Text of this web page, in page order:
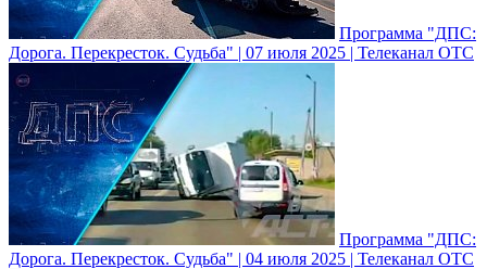
Программа "ДПС:
Дорога. Перекресток. Судьба" | 07 июля 2025 | Телеканал ОТС
Программа "ДПС:
Дорога. Перекресток. Судьба" | 04 июля 2025 | Телеканал ОТС